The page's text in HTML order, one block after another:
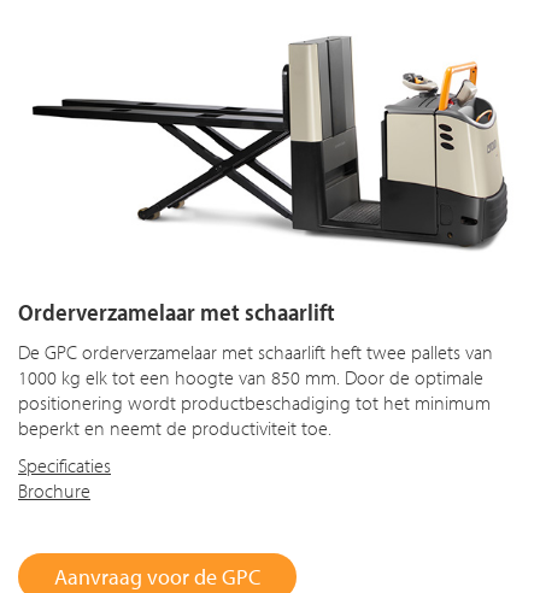
Orderverzamelaar met schaarlift
De GPC orderverzamelaar met schaarlift heft twee pallets van
1000 kg elk tot een hoogte van 850 mm. Door de optimale
positionering wordt productbeschadiging tot het minimum
beperkt en neemt de productiviteit toe.
Specificaties
Brochure
Aanvraag voor de GPC